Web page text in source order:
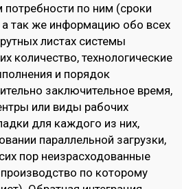
по ним (сроки
а так же информацию обо всех
листах системы
количество, технологические
и порядок
заключительное время,
или виды рабочих
для каждого из них,
параллельной загрузки,
пор неизрасходованные
по которому